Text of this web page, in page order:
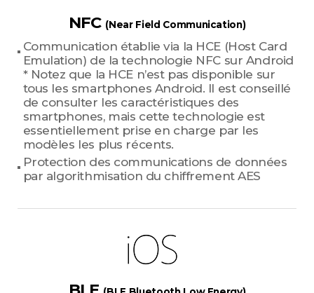
NFC (Near Field Communication)
Communication établie via la HCE (Host Card
Emulation) de la technologie NFC sur Android
* Notez que la HCE n’est pas disponible sur
tous les smartphones Android. Il est conseillé
de consulter les caractéristiques des
smartphones, mais cette technologie est
essentiellement prise en charge par les
modèles les plus récents.
Protection des communications de données
par algorithmisation du chiffrement AES